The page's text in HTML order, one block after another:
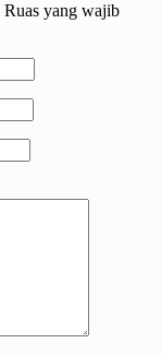
Ruas yang wajib